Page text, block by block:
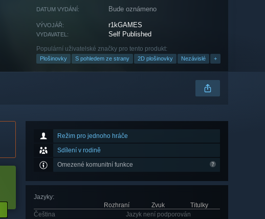
DATUM VYDÁNÍ: Bude oznámeno
VÝVOJÁŘ: r1kGAMES
VYDAVATEL: Self Published
Populární uživatelské značky pro tento produkt:
Plošinovky S pohledem ze strany 2D plošinovky Nezávislé +
Režim pro jednoho hráče
Sdílení v rodině
Omezené komunitní funkce
Jazyky:
Rozhraní
Zvuk
Titulky
Čeština
Jazyk není podporován